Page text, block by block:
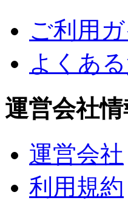
ご利用
よくあ
運営会社情
運営会社
利用規約